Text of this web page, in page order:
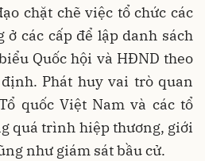
chặt chẽ việc tổ chức các
các cấp để lập danh sách
Quốc hội và HĐND theo
Phát huy vai trò quan
quốc Việt Nam và các tổ
quá trình hiệp thương, giới
như giám sát bầu cử.